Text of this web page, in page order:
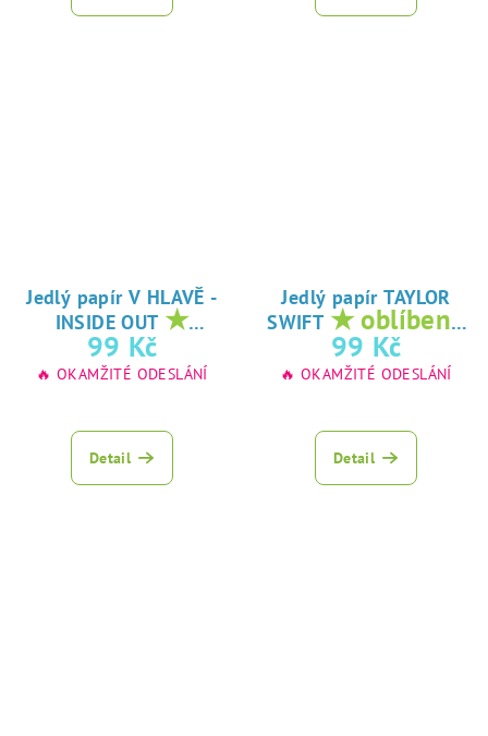
Jedlý papír V HLAVĚ -
INSIDE OUT ★
oblíbený tisk na
jedlý papír
99 Kč
🔥 OKAMŽITÉ ODESLÁNÍ
Detail
Jedlý papír TAYLOR
SWIFT ★ oblíbený
tisk na jedlý
papír
99 Kč
🔥 OKAMŽITÉ ODESLÁNÍ
Detail